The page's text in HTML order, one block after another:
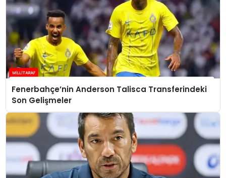
Fenerbahçe’nin Anderson Talisca Transferindeki
Son Gelişmeler